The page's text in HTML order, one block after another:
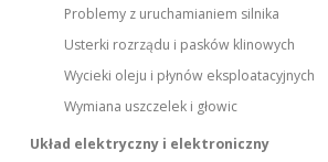
Problemy z uruchamianiem silnika
Usterki rozrządu i pasków klinowych
Wycieki oleju i płynów eksploatacyjnych
Wymiana uszczelek i głowic
Układ elektryczny i elektroniczny